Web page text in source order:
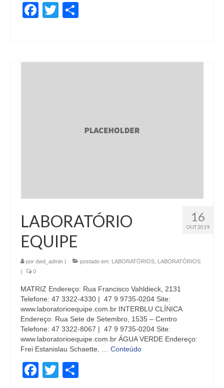
Facebook
Twitter
16
OUT 2019
LABORATÓRIO
EQUIPE
por dwd_admin postado em: LABORATÓRIOS
LABORATÓRIOS
0
MATRIZ Endereço: Rua Francisco Vahldieck, 2131
Telefone: 47 3322-4330 | 47 9 9735-0204 Site:
www.laboratorioequipe.com.br INTERBLU CLÍNICA
Endereço: Rua Sete de Setembro, 1535 – Centro
Telefone: 47 3322-8067 | 47 9 9735-0204 Site:
www.laboratorioequipe.com.br ÁGUA VERDE Endereço:
Frei Estanislau Schaette, … Conteúdo
Facebook
Twitter